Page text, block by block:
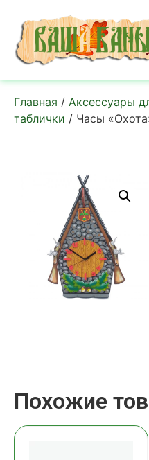
Главная / Аксессуары
таблички / Часы
Похожие